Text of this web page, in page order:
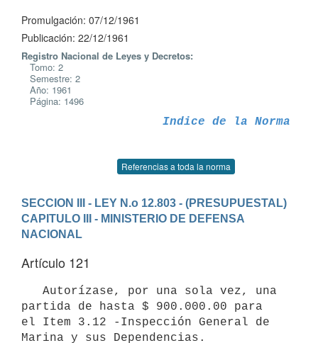
Promulgación: 07/12/1961
Publicación: 22/12/1961
Registro Nacional de Leyes y Decretos:
Tomo: 2
Semestre: 2
Año: 1961
Página: 1496
Indice de la Norma
Referencias a toda la norma
SECCION III - LEY N.o 12.803 - (PRESUPUESTAL)
CAPITULO III - MINISTERIO DE DEFENSA
NACIONAL
Artículo 121
partida de hasta $ 900.000.00 para
el Item 3.12 -Inspección General de